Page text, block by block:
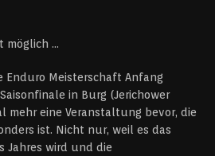
möglich …
Enduro Meisterschaft Anfang
in Burg (Jerichower
mehr eine Veranstaltung bevor, die
ist. Nicht nur, weil es das
Jahres wird und die